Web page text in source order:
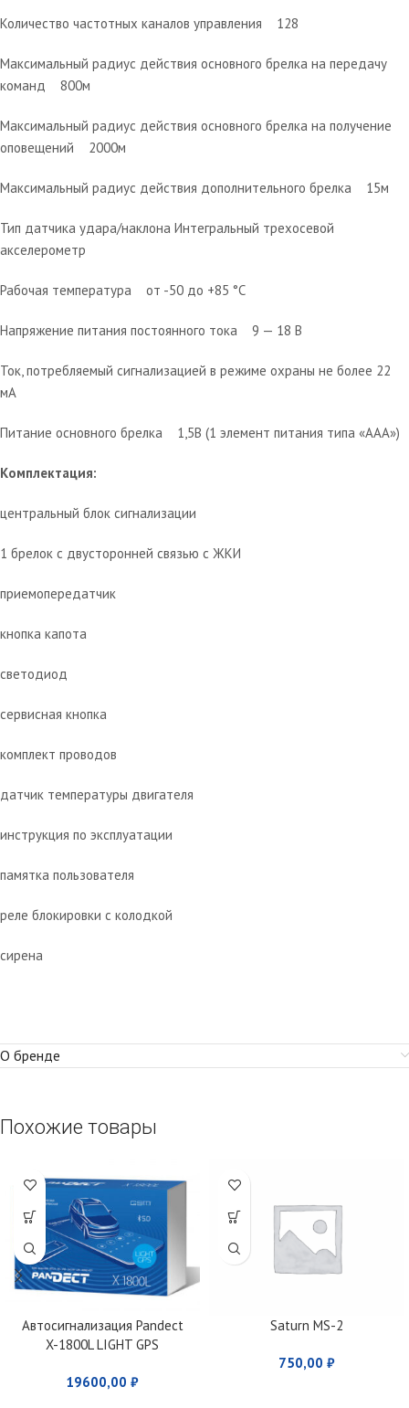
Количество частотных каналов управления 128
Максимальный радиус действия основного брелка на передачу
команд 800м
Максимальный радиус действия основного брелка на получение
оповещений 2000м
Максимальный радиус действия дополнительного брелка 15м
Тип датчика удара/наклона Интегральный трехосевой
акселерометр
Рабочая температура от -50 до +85 °С
Напряжение питания постоянного тока 9 — 18 В
Ток, потребляемый сигнализацией в режиме охраны не более 22
мА
Питание основного брелка 1,5В (1 элемент питания типа «ААА»)
Комплектация:
центральный блок сигнализации
1 брелок с двусторонней связью с ЖКИ
приемопередатчик
кнопка капота
светодиод
сервисная кнопка
комплект проводов
датчик температуры двигателя
инструкция по эксплуатации
памятка пользователя
реле блокировки с колодкой
сирена
О бренде
Похожие товары
Автосигнализация Pandect
X-1800L LIGHT GPS
19600,00 ₽
Saturn MS-2
750,00 ₽